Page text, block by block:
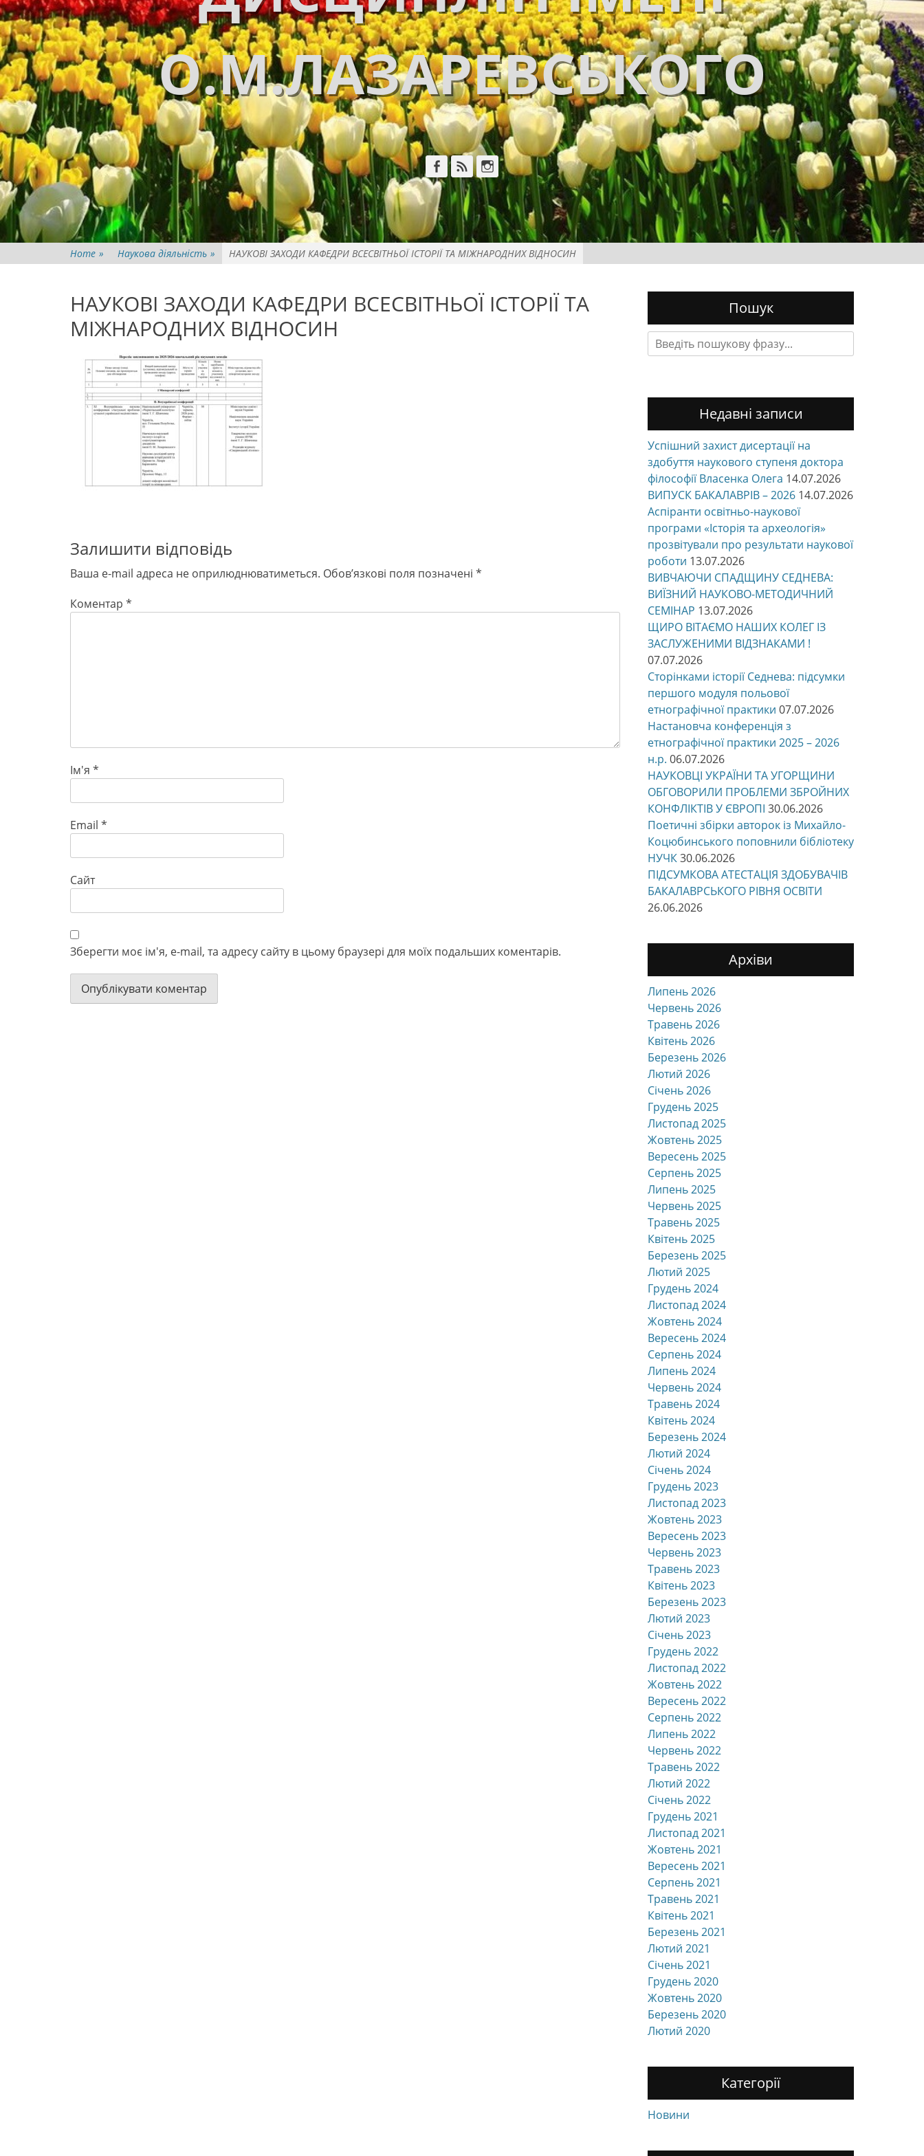
О.М.ЛАЗАРЕВСЬКОГО
Facebook
Feed Instagram
Home » Наукова діяльність » НАУКОВІ ЗАХОДИ КАФЕДРИ ВСЕСВІТНЬОЇ ІСТОРІЇ ТА МІЖНАРОДНИХ ВІДНОСИН
НАУКОВІ ЗАХОДИ КАФЕДРИ ВСЕСВІТНЬОЇ ІСТОРІЇ ТА
МІЖНАРОДНИХ ВІДНОСИН
Залишити відповідь
Ваша e-mail адреса не оприлюднюватиметься. Обов’язкові поля позначені *
Коментар *
Ім'я *
Email *
Сайт
Зберегти моє ім'я, e-mail, та адресу сайту в цьому браузері для моїх подальших коментарів.
Пошук
Search
for:
Недавні записи
Успішний захист дисертації на
здобуття наукового ступеня доктора
філософії Власенка Олега 14.07.2026
ВИПУСК БАКАЛАВРІВ – 2026 14.07.2026
Аспіранти освітньо-наукової
програми «Історія та археологія»
прозвітували про результати наукової
роботи 13.07.2026
ВИВЧАЮЧИ СПАДЩИНУ СЕДНЕВА:
ВИЇЗНИЙ НАУКОВО-МЕТОДИЧНИЙ
СЕМІНАР 13.07.2026
ЩИРО ВІТАЄМО НАШИХ КОЛЕГ ІЗ
ЗАСЛУЖЕНИМИ ВІДЗНАКАМИ !
07.07.2026
Сторінками історії Седнева: підсумки
першого модуля польової
етнографічної практики 07.07.2026
Настановча конференція з
етнографічної практики 2025 – 2026
н.р. 06.07.2026
НАУКОВЦІ УКРАЇНИ ТА УГОРЩИНИ
ОБГОВОРИЛИ ПРОБЛЕМИ ЗБРОЙНИХ
КОНФЛІКТІВ У ЄВРОПІ 30.06.2026
Поетичні збірки авторок із Михайло-
Коцюбинського поповнили бібліотеку
НУЧК30.06.2026
ПІДСУМКОВА АТЕСТАЦІЯ ЗДОБУВАЧІВ
БАКАЛАВРСЬКОГО РІВНЯ ОСВІТИ
26.06.2026
Архіви
Липень 2026
Червень 2026
Травень 2026
Квітень 2026
Березень 2026
Лютий 2026
Січень 2026
Грудень 2025
Листопад 2025
Жовтень 2025
Вересень 2025
Серпень 2025
Липень 2025
Червень 2025
Травень 2025
Квітень 2025
Березень 2025
Лютий 2025
Грудень 2024
Листопад 2024
Жовтень 2024
Вересень 2024
Серпень 2024
Липень 2024
Червень 2024
Травень 2024
Квітень 2024
Березень 2024
Лютий 2024
Січень 2024
Грудень 2023
Листопад 2023
Жовтень 2023
Вересень 2023
Червень 2023
Травень 2023
Квітень 2023
Березень 2023
Лютий 2023
Січень 2023
Грудень 2022
Листопад 2022
Жовтень 2022
Вересень 2022
Серпень 2022
Липень 2022
Червень 2022
Травень 2022
Лютий 2022
Січень 2022
Грудень 2021
Листопад 2021
Жовтень 2021
Вересень 2021
Серпень 2021
Травень 2021
Квітень 2021
Березень 2021
Лютий 2021
Січень 2021
Грудень 2020
Жовтень 2020
Березень 2020
Лютий 2020
Категорії
Новини